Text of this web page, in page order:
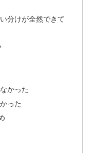
分けが全然できて
かった
った